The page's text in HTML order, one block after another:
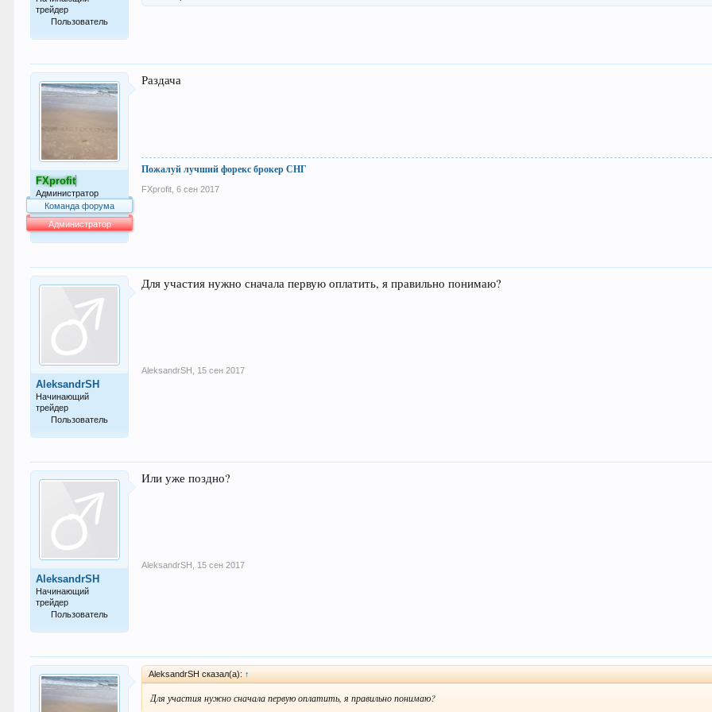
трейдер
Пользователь
FXprofit
Администратор
Команда форума
Администратор
Раздача
Пожалуй лучший форекс брокер СНГ
FXprofit 6 сен 2017
AleksandrSH
Начинающий
трейдер
Пользователь
Для участия нужно сначала первую оплатить, я правильно понимаю?
AleksandrSH 15 сен 2017
AleksandrSH
Начинающий
трейдер
Пользователь
Или уже поздно?
AleksandrSH 15 сен 2017
AleksandrSH сказал(а): ↑
Для участия нужно сначала первую оплатить, я правильно понимаю?